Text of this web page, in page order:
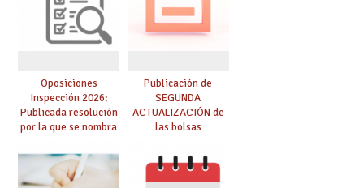
Oposiciones
Inspección 2026:
Publicada resolución
por la que se nombra
prácticas, se regulan
dichas prácticas y se
convoca acto público
Publicación de
SEGUNDA
ACTUALIZACIÓN de
las bolsas
Cuerpo de Maestros
de especialidades
convocadas a